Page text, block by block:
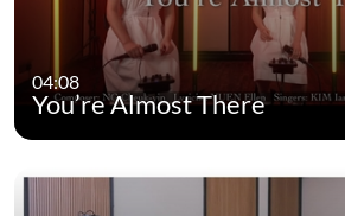
04:08
You’re Almost There